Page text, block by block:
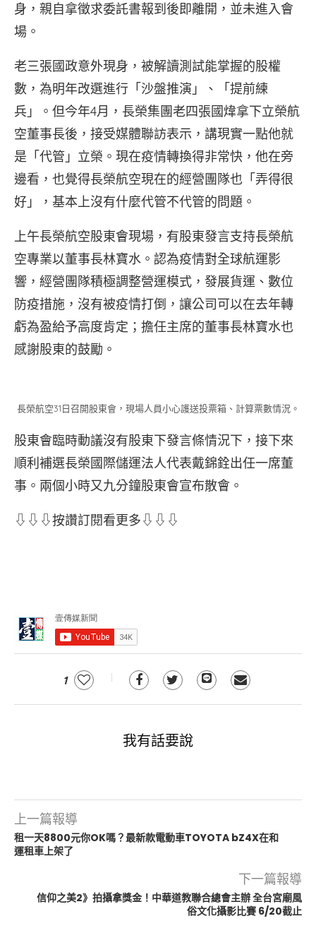
身，親自拿徵求委託書報到後即離開，並未進入會
場。
老三張國政意外現身，被解讀測試能掌握的股權
數，為明年改選進行「沙盤推演」、「提前練
兵」。但今年4月，長榮集團老四張國煒拿下立榮航
空董事長後，接受媒體聯訪表示，講現實一點他就
是「代管」立榮。現在疫情轉換得非常快，他在旁
邊看，也覺得長榮航空現在的經營團隊也「弄得很
好」，基本上沒有什麼代管不代管的問題。
上午長榮航空股東會現場，有股東發言支持長榮航
空專業以董事長林寶水。認為疫情對全球航運影
響，經營團隊積極調整營運模式，發展貨運、數位
防疫措施，沒有被疫情打倒，讓公司可以在去年轉
虧為盈給予高度肯定；擔任主席的董事長林寶水也
感謝股東的鼓勵。
長榮航空31日召開股東會，現場人員小心護送投票箱、計算票數情況。
股東會臨時動議沒有股東下發言條情況下，接下來
順利補選長榮國際儲運法人代表戴錦銓出任一席董
事。兩個小時又九分鐘股東會宣布散會。
⇩⇩⇩按讚訂閱看更多⇩⇩⇩
1
我有話要說
上一篇報導
租一天8800元你OK嗎？最新款電動車TOYOTA bZ4X在和
運租車上架了
下一篇報導
信仰之美2》拍攝拿獎金！中華道教聯合總會主辦 全台宮廟風
俗文化攝影比賽 6/20截止